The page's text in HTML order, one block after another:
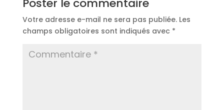
Poster le commentaire
Votre adresse e-mail ne sera pas publiée. Les
champs obligatoires sont indiqués avec *